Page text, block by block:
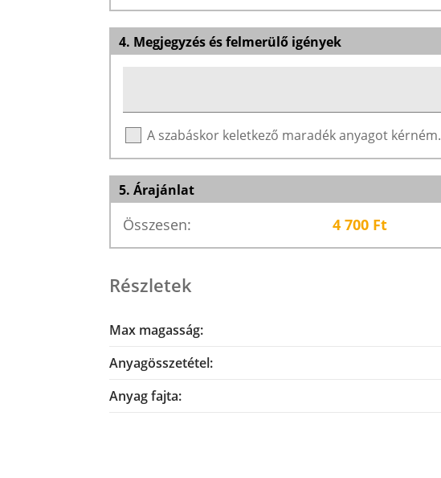
4. Megjegyzés és felmerülő igények
A szabáskor keletkező maradék anyagot kérném.
5. Árajánlat
Összesen: 4 700Ft
Részletek
Max magasság:
Anyagösszetétel:
Anyag fajta: